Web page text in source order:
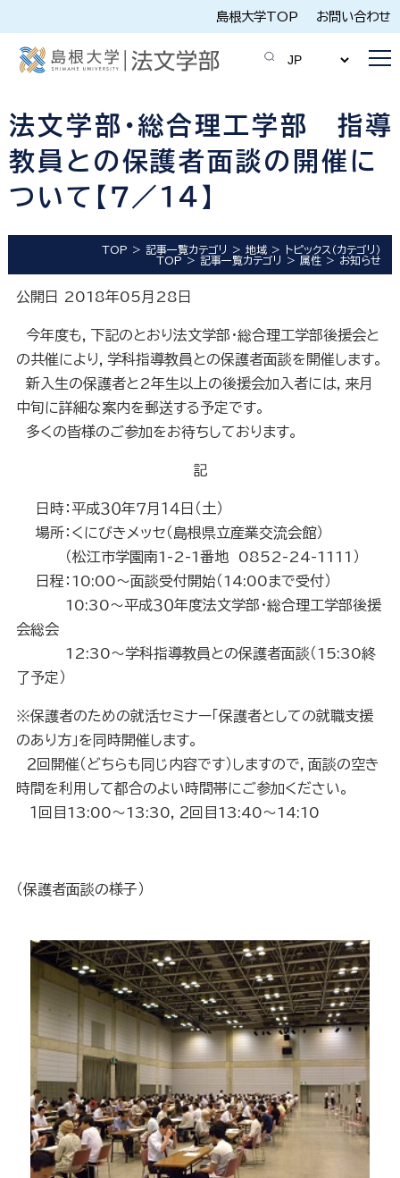
島根大学TOP お問い合わせ
法文学部・総合理工学部 指導
教員との保護者面談の開催に
ついて【７／１４】
TOP 記事一覧カテゴリ 地域
トピックス（カテゴリ）
TOP
記事一覧カテゴリ 属性 お知らせ
公開日 2018年05月28日
今年度も，下記のとおり法文学部・総合理工学部後援会と
の共催により，学科指導教員との保護者面談を開催します。
新入生の保護者と 2年生以上の後援会加入者には，来月
中旬に詳細な案内を郵送する予定です。
多くの皆様のご参加をお待ちしております。
記
日時：平成３０年７月１４日（土）
場所：くにびきメッセ（島根県立産業交流会館）
（松江市学園南1-2-1 番地 0852-24-1111 ）
日程： 10:00～面談受付開始（ 14:00まで受付）
10:30～平成３０年度法文学部・総合理工学部後援
会総会
12:30～学科指導教員との保護者面談（ 15:30終
了予定）
※保護者のための就活セミナー「保護者としての就職支援
のあり方」を同時開催します。
２回開催（どちらも同じ内容です）しますので，面談の空き
時間を利用して都合のよい時間帯にご参加ください。
１回目 13:00～13:30，２回目 13:40～14:10
（保護者面談の様子）